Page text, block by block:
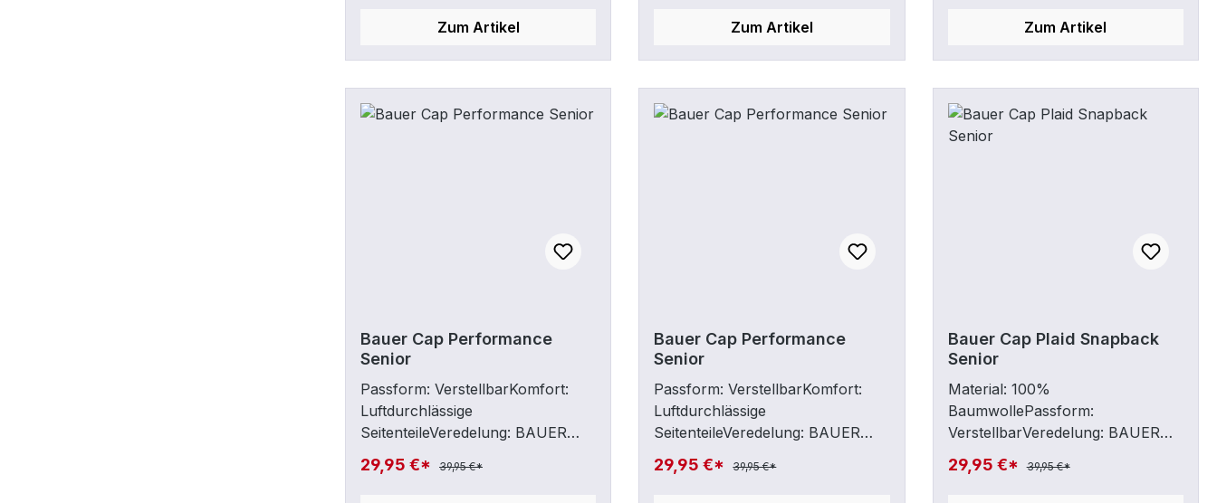
Zum Artikel Zum Artikel Zum Artikel
Bauer Cap Performance
Senior
Passform: VerstellbarKomfort:
Luftdurchlässige
SeitenteileVeredelung: BAUER
Icon & Schriftzug vorne
29,95 €* 39,95 €*
Bauer Cap Performance
Senior
Passform: VerstellbarKomfort:
Luftdurchlässige
SeitenteileVeredelung: BAUER
Icon & Schriftzug vorne
29,95 €* 39,95 €*
Bauer Cap Plaid Snapback
Senior
Material: 100%
BaumwollePassform:
VerstellbarVeredelung: BAUER
Grafik vorne & hintenSonstiges:
Spansnap™ Stretch-Verschluss
29,95 €* 39,95 €*